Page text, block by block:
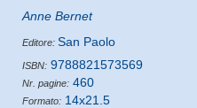
Anne Bernet
Editore: San Paolo
ISBN: 9788821573569
Nr. pagine: 460
Formato: 14x21.5